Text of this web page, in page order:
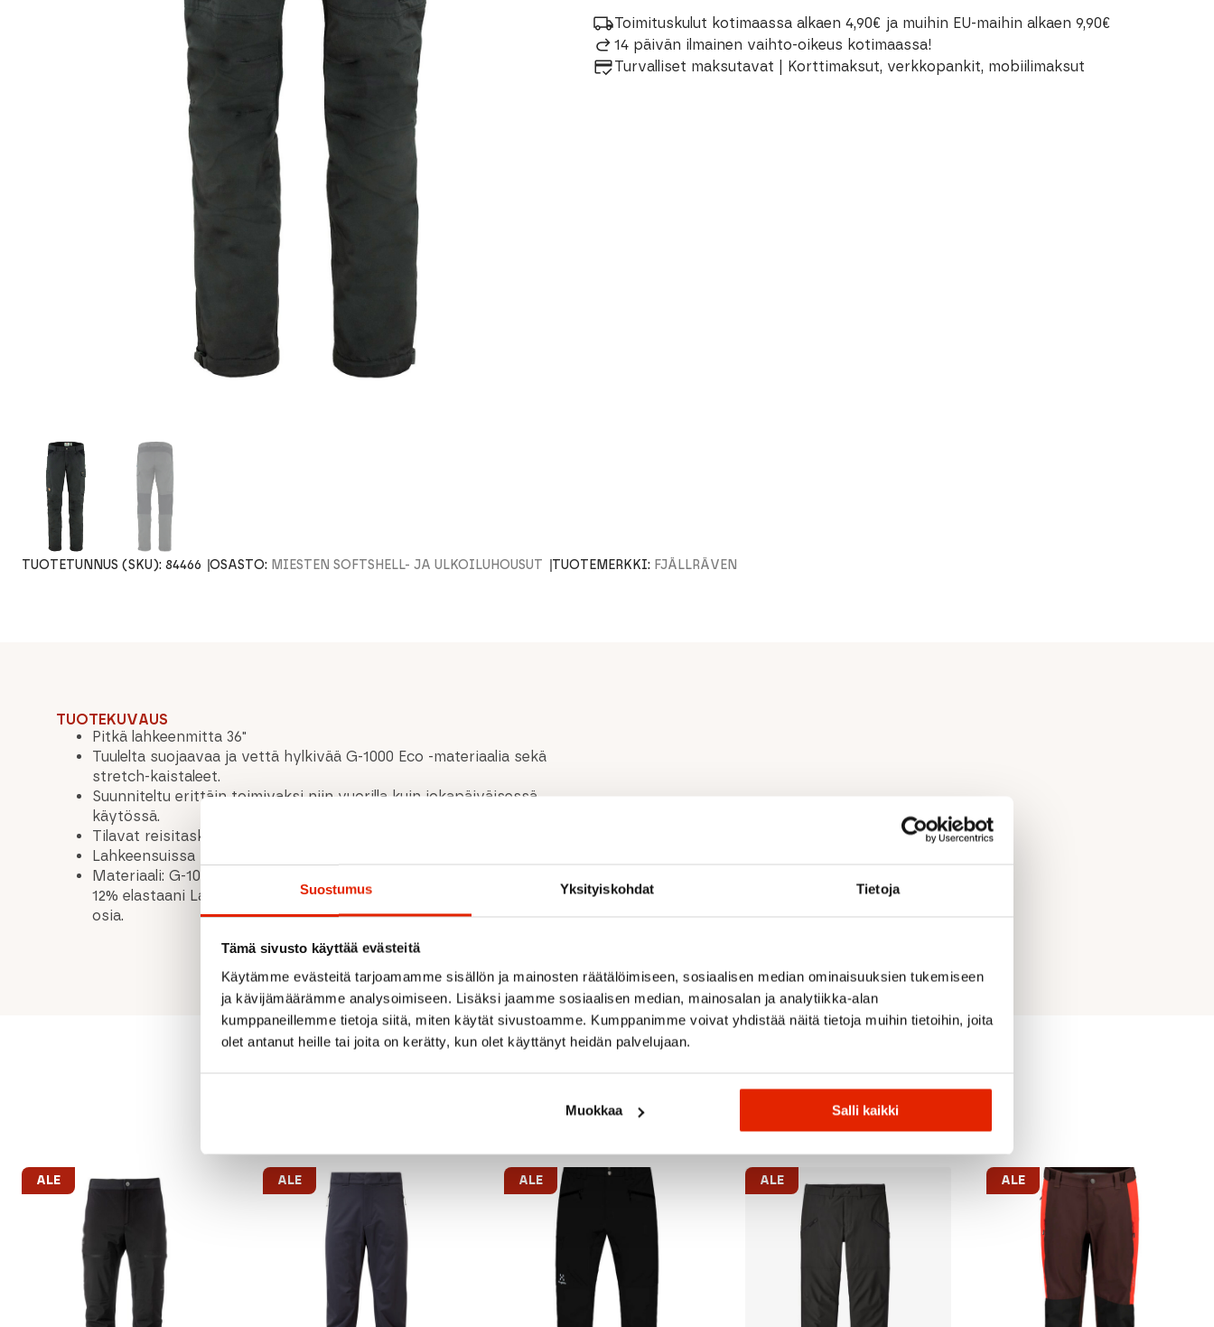
Suostumus Yksityiskohdat Tietoja
Tämä sivusto käyttää evästeitä
Käytämme evästeitä tarjoamamme sisällön ja mainosten räätälöimiseen, sosiaalisen median ominaisuuksien tukemiseen
ja kävijämäärämme analysoimiseen. Lisäksi jaamme sosiaalisen median, mainosalan ja analytiikka-alan
kumppaneillemme tietoja siitä, miten käytät sivustoamme. Kumppanimme voivat yhdistää näitä tietoja muihin tietoihin, joita
olet antanut heille tai joita on kerätty, kun olet käyttänyt heidän palvelujaan.
Muokkaa Salli kaikki
Toimituskulut kotimaassa alkaen 4,90€ ja muihin EU-maihin alkaen 9,90€
14 päivän ilmainen vaihto-oikeus kotimaassa!
Turvalliset maksutavat | Korttimaksut, verkkopankit, mobiilimaksut
TUOTETUNNUS (SKU): 84466 OSASTO: MIESTEN SOFTSHELL- JA ULKOILUHOUSUT TUOTEMERKKI: FJÄLLRÄVEN
TUOTEKUVAUS
Pitkä lahkeenmitta 36"
Tuulelta suojaavaa ja vettä hylkivää G-1000 Eco -materiaalia sekä
stretch-kaistaleet.
Suunniteltu erittäin toimivaksi niin vuorilla kuin jokapäiväisessä
käytössä.
Tilavat reisitaskut – toisessa napitus, toisessa vetoketju.
Lahkeensuissa säädettävät resorit ja kenkäkoukut.
Materiaali: G-1000® Eco: 65 % polyesteriä, 35 % puuvillaa 88% polyamidi,
12% elastaani Lakitiedot: Sisältää muuta kuin tekstiiliä olevia eläinperäisiä
osia.
Suositeltua sinulle
ALE ALE ALE ALE ALE